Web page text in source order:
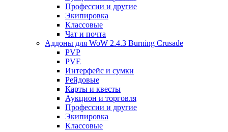
Профессии и другие
Экипировка
Классовые
Чат и почта
Аддоны для WoW 2.4.3 Burning Crusade
PVP
PVE
Интерфейс и сумки
Рейдовые
Карты и квесты
Аукцион и торговля
Профессии и другие
Экипировка
Классовые